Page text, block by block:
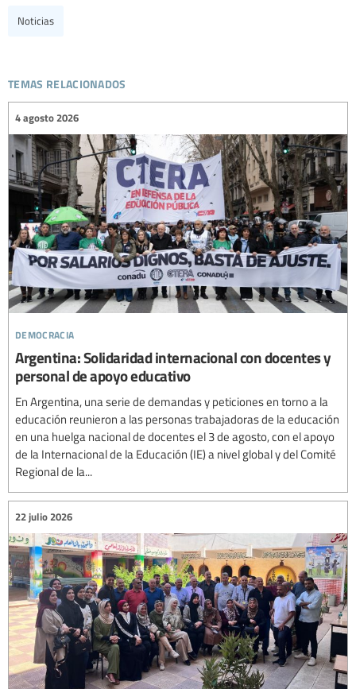
Noticias
temas relacionados
democracia
4 agosto 2026
Argentina: Solidaridad internacional con docentes y
personal de apoyo educativo
En Argentina, una serie de demandas y peticiones en torno a la
educación reunieron a las personas trabajadoras de la educación
en una huelga nacional de docentes el 3 de agosto, con el apoyo
de la Internacional de la Educación (IE) a nivel global y del Comité
Regional de la...
22 julio 2026